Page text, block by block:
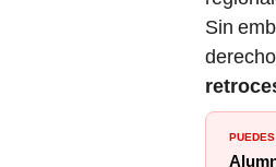
Sin